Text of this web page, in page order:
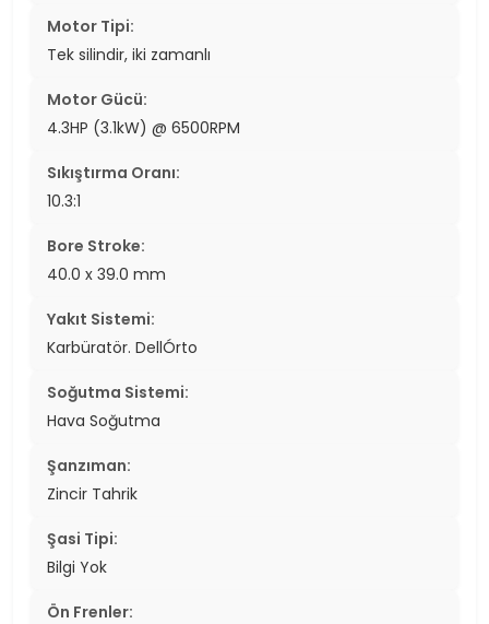
Motor Tipi:
Tek silindir, iki zamanlı
Motor Gücü:
4.3HP (3.1kW) @ 6500RPM
Sıkıştırma Oranı:
10.3:1
Bore Stroke:
40.0 x 39.0 mm
Yakıt Sistemi:
Karbüratör. DellÓrto
Soğutma Sistemi:
Hava Soğutma
Şanzıman:
Zincir Tahrik
Şasi Tipi:
Bilgi Yok
Ön Frenler: